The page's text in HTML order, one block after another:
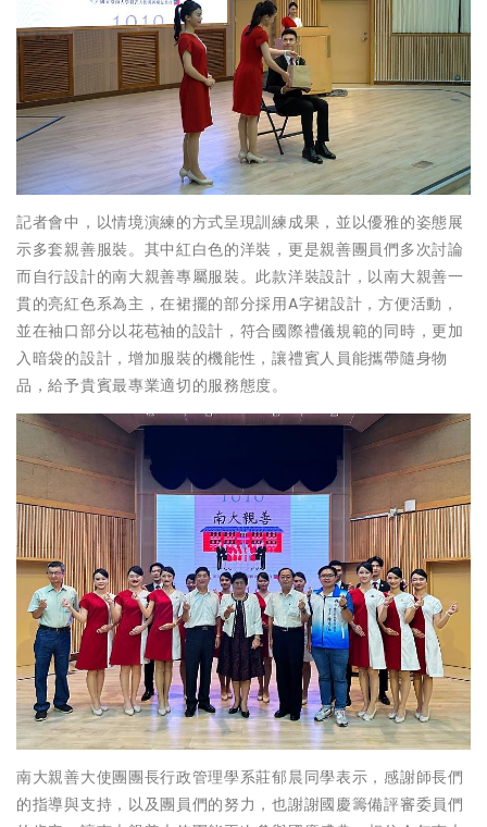
記者會中，以情境演練的方式呈現訓練成果，並以優雅的姿態展
示多套親善服裝。其中紅白色的洋裝，更是親善團員們多次討論
而自行設計的南大親善專屬服裝。此款洋裝設計，以南大親善一
貫的亮紅色系為主，在裙擺的部分採用A字裙設計，方便活動，
並在袖口部分以花苞袖的設計，符合國際禮儀規範的同時，更加
入暗袋的設計，增加服裝的機能性，讓禮賓人員能攜帶隨身物
品，給予貴賓最專業適切的服務態度。
南大親善大使團團長行政管理學系莊郁晨同學表示，感謝師長們
的指導與支持，以及團員們的努力，也謝謝國慶籌備評審委員們